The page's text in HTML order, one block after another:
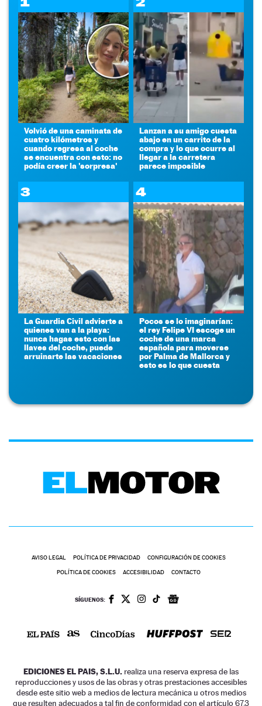
Volvió de una caminata de
cuatro kilómetros y
cuando regresa al coche
se encuentra con esto: no
podía creer la 'sorpresa'
Lanzan a su amigo cuesta
abajo en un carrito de la
compra y lo que ocurre al
llegar a la carretera
parece imposible
3
La Guardia Civil advierte a
quienes van a la playa:
nunca hagas esto con las
llaves del coche, puede
arruinarte las vacaciones
4
Pocos se lo imaginarían:
el rey Felipe VI escoge un
coche de una marca
española para moverse
por Palma de Mallorca y
esto es lo que cuesta
AVISO LEGAL POLÍTICA DE PRIVACIDAD CONFIGURACIÓN DE COOKIES
POLÍTICA DE COOKIES ACCESIBILIDAD CONTACTO
SÍGUENOS:
EDICIONES EL PAIS, S.L.U. realiza una reserva expresa de las
reproducciones y usos de las obras y otras prestaciones accesibles
desde este sitio web a medios de lectura mecánica u otros medios
que resulten adecuados a tal fin de conformidad con el artículo 67.3